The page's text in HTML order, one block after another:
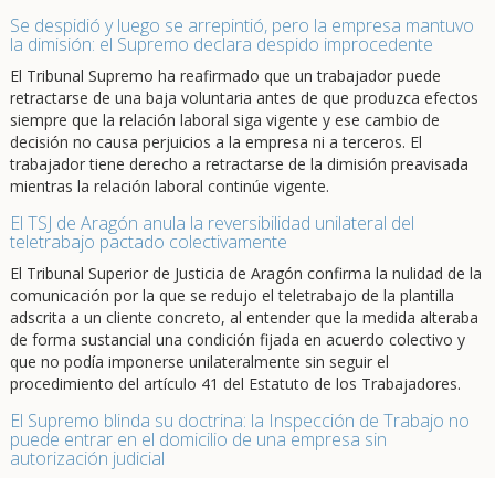
Se despidió y luego se arrepintió, pero la empresa mantuvo
la dimisión: el Supremo declara despido improcedente
El Tribunal Supremo ha reafirmado que un trabajador puede
retractarse de una baja voluntaria antes de que produzca efectos
siempre que la relación laboral siga vigente y ese cambio de
decisión no causa perjuicios a la empresa ni a terceros. El
trabajador tiene derecho a retractarse de la dimisión preavisada
mientras la relación laboral continúe vigente.
El TSJ de Aragón anula la reversibilidad unilateral del
teletrabajo pactado colectivamente
El Tribunal Superior de Justicia de Aragón confirma la nulidad de la
comunicación por la que se redujo el teletrabajo de la plantilla
adscrita a un cliente concreto, al entender que la medida alteraba
de forma sustancial una condición fijada en acuerdo colectivo y
que no podía imponerse unilateralmente sin seguir el
procedimiento del artículo 41 del Estatuto de los Trabajadores.
El Supremo blinda su doctrina: la Inspección de Trabajo no
puede entrar en el domicilio de una empresa sin
autorización judicial